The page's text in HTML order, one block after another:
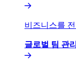
비즈니스를
글로벌 팀 관리​​